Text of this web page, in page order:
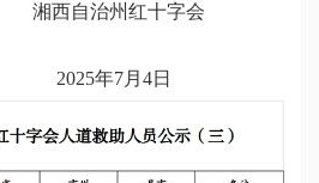
红十字会
月4日